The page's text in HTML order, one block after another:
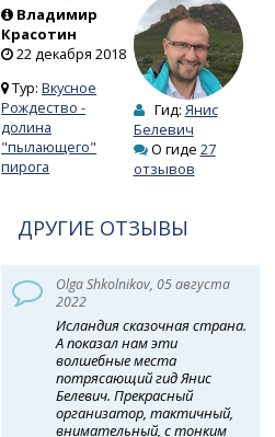
Владимир
Красотин
22 декабря 2018
Тур:Вкусное
Рождество -
долина
"пылающего"
пирога
Гид: Янис
Белевич
О гиде 27
отзывов
ДРУГИЕ ОТЗЫВЫ
Olga Shkolnikov, 05 августа
2022
Исландия сказочная страна.
А показал нам эти
волшебные места
потрясающий гид Янис
Белевич. Прекрасный
организатор, тактичный,
внимательный, с тонким